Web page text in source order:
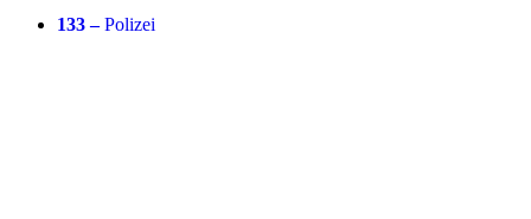
133 –Polizei